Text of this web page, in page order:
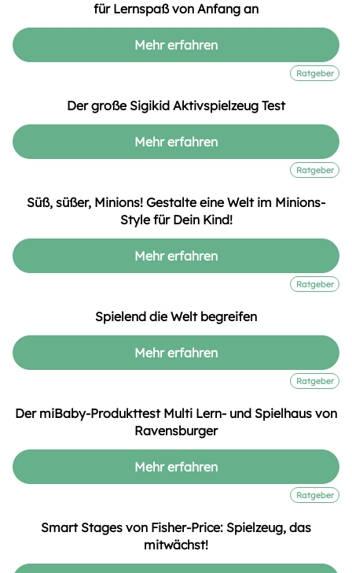
für Lernspaß von Anfang an
Mehr erfahren
Ratgeber
Der große Sigikid Aktivspielzeug Test
Mehr erfahren
Ratgeber
Süß, süßer, Minions! Gestalte eine Welt im Minions-
Style für Dein Kind!
Mehr erfahren
Ratgeber
Spielend die Welt begreifen
Mehr erfahren
Ratgeber
Der miBaby-Produkttest Multi Lern- und Spielhaus von
Ravensburger
Mehr erfahren
Ratgeber
Smart Stages von Fisher-Price: Spielzeug, das
mitwächst!